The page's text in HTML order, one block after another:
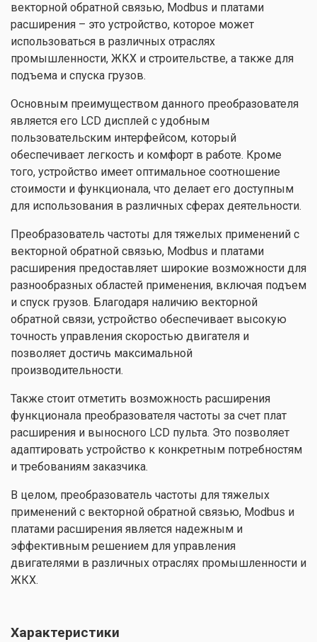
векторной обратной связью, Modbus и платами
расширения – это устройство, которое может
использоваться в различных отраслях
промышленности, ЖКХ и строительстве, а также для
подъема и спуска грузов.
Основным преимуществом данного преобразователя
является его LCD дисплей с удобным
пользовательским интерфейсом, который
обеспечивает легкость и комфорт в работе. Кроме
того, устройство имеет оптимальное соотношение
стоимости и функционала, что делает его доступным
для использования в различных сферах деятельности.
Преобразователь частоты для тяжелых применений с
векторной обратной связью, Modbus и платами
расширения предоставляет широкие возможности для
разнообразных областей применения, включая подъем
и спуск грузов. Благодаря наличию векторной
обратной связи, устройство обеспечивает высокую
точность управления скоростью двигателя и
позволяет достичь максимальной
производительности.
Также стоит отметить возможность расширения
функционала преобразователя частоты за счет плат
расширения и выносного LCD пульта. Это позволяет
адаптировать устройство к конкретным потребностям
и требованиям заказчика.
В целом, преобразователь частоты для тяжелых
применений с векторной обратной связью, Modbus и
платами расширения является надежным и
эффективным решением для управления
двигателями в различных отраслях промышленности и
ЖКХ.
Характеристики